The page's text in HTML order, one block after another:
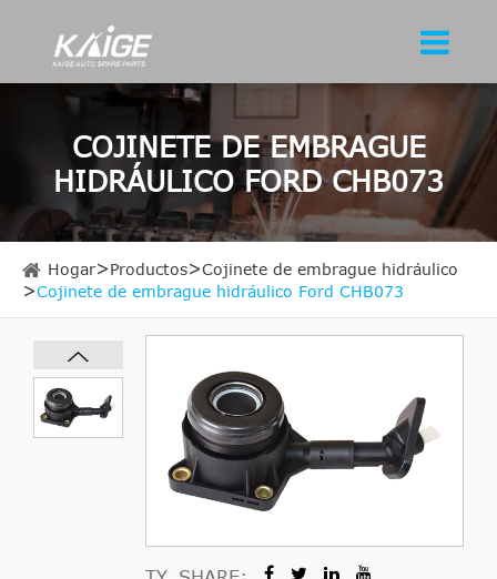
COJINETE DE EMBRAGUE
HIDRÁULICO FORD CHB073
Hogar Productos
Cojinete de embrague hidráulico
Cojinete de embrague hidráulico Ford CHB073